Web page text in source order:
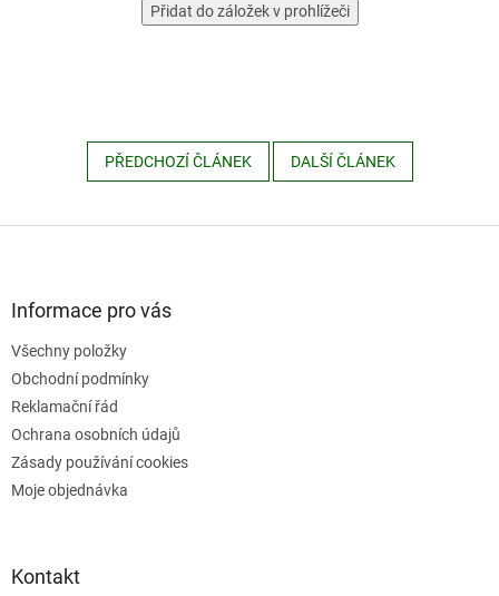
Přidat do záložek v prohlížeči
PŘEDCHOZÍ ČLÁNEK DALŠÍ ČLÁNEK
Informace pro vás
Všechny položky
Obchodní podmínky
Reklamační řád
Ochrana osobních údajů
Zásady používání cookies
Moje objednávka
Kontakt